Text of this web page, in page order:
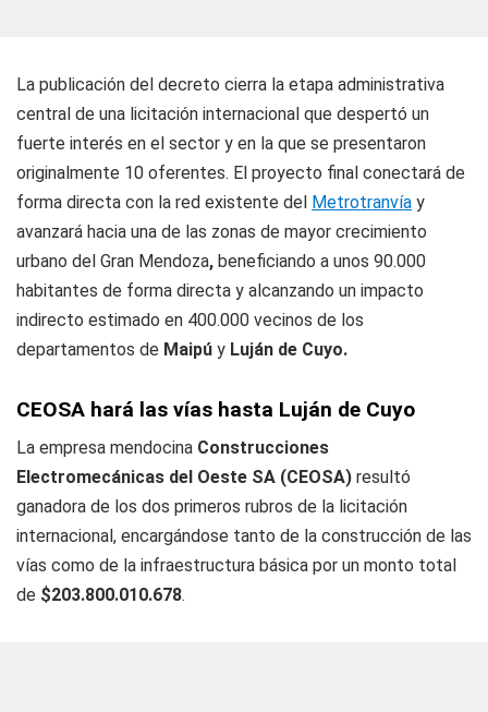
La publicación del decreto cierra la etapa administrativa
central de una licitación internacional que despertó un
fuerte interés en el sector y en la que se presentaron
originalmente 10 oferentes. El proyecto final conectará de
forma directa con la red existente del Metrotranvía y
avanzará hacia una de las zonas de mayor crecimiento
urbano del Gran Mendoza, beneficiando a unos 90.000
habitantes de forma directa y alcanzando un impacto
indirecto estimado en 400.000 vecinos de los
departamentos de Maipú y Luján de Cuyo.
CEOSA hará las vías hasta Luján de Cuyo
La empresa mendocina Construcciones
Electromecánicas del Oeste SA (CEOSA) resultó
ganadora de los dos primeros rubros de la licitación
internacional, encargándose tanto de la construcción de las
vías como de la infraestructura básica por un monto total
de $203.800.010.678.